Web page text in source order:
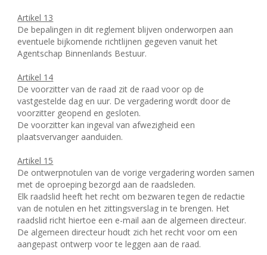
Artikel 13
De bepalingen in dit reglement blijven onderworpen aan
eventuele bijkomende richtlijnen gegeven vanuit het
Agentschap Binnenlands Bestuur.
Artikel 14
De voorzitter van de raad zit de raad voor op de
vastgestelde dag en uur. De vergadering wordt door de
voorzitter geopend en gesloten.
De voorzitter kan ingeval van afwezigheid een
plaatsvervanger aanduiden.
Artikel 15
De ontwerpnotulen van de vorige vergadering worden samen
met de oproeping bezorgd aan de raadsleden.
Elk raadslid heeft het recht om bezwaren tegen de redactie
van de notulen en het zittingsverslag in te brengen. Het
raadslid richt hiertoe een e-mail aan de algemeen directeur.
De algemeen directeur houdt zich het recht voor om een
aangepast ontwerp voor te leggen aan de raad.